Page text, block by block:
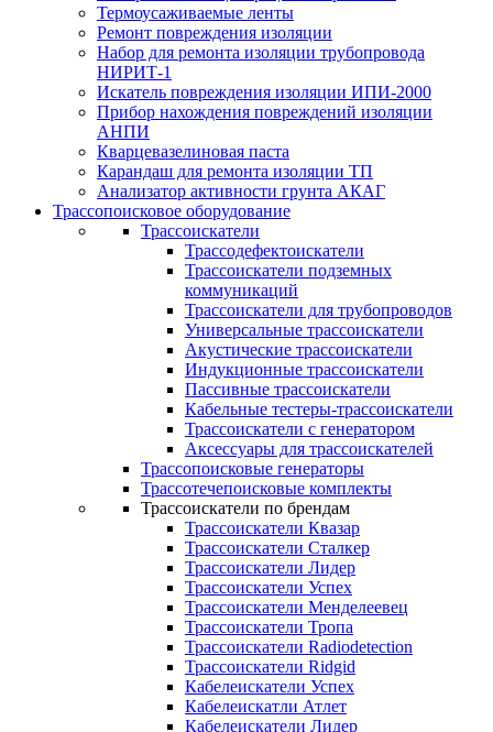
Термоусаживаемые ленты
Ремонт повреждения изоляции
Набор для ремонта изоляции трубопровода
НИРИТ-1
Искатель повреждения изоляции ИПИ-2000
Прибор нахождения повреждений изоляции
АНПИ
Кварцевазелиновая паста
Карандаш для ремонта изоляции ТП
Анализатор активности грунта АКАГ
Трассопоисковое оборудование
Трассоискатели
Трассодефектоискатели
Трассоискатели подземных
коммуникаций
Трассоискатели для трубопроводов
Универсальные трассоискатели
Акустические трассоискатели
Индукционные трассоискатели
Пассивные трассоискатели
Кабельные тестеры-трассоискатели
Трассоискатели с генератором
Аксессуары для трассоискателей
Трассопоисковые генераторы
Трассотечепоисковые комплекты
Трассоискатели по брендам
Трассоискатели Квазар
Трассоискатели Сталкер
Трассоискатели Лидер
Трассоискатели Успех
Трассоискатели Менделеевец
Трассоискатели Тропа
Трассоискатели Radiodetection
Трассоискатели Ridgid
Кабелеискатели Успех
Кабелеискатли Атлет
Кабелеискатели Лидер